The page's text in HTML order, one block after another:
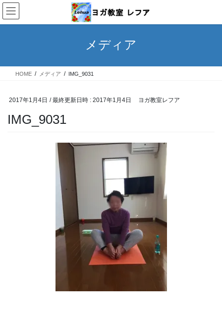
コ
ン
テ
ス
ナ
ビ
ゲ
ン
メディア
HOME メディア IMG_9031
2017年1月4日 / 最終更新日時 : 2017年1月4日 ヨガ教室レフア
IMG_9031